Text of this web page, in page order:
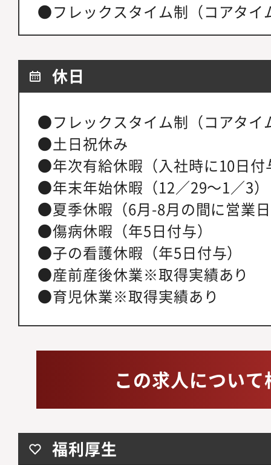
●フレックスタイム制（コアタイ
休日
●フレックスタイム制（コアタイ
●土日祝休み
●年次有給休暇（入社時に10日付
●年末年始休暇（12／29～1／3）
●夏季休暇（6月-8月の間に営業
●傷病休暇（年5日付与）
●子の看護休暇（年5日付与）
●産前産後休業※取得実績あり
●育児休業※取得実績あり
この求人につい
福利厚生